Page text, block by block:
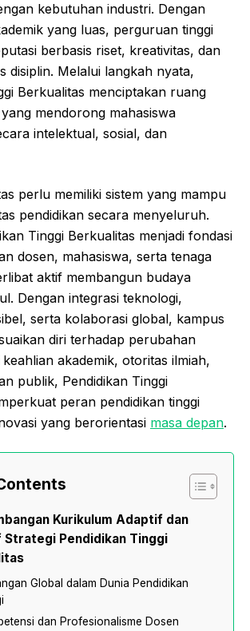
kebutuhan industri. Dengan
yang luas, perguruan tinggi
berbasis riset, kreativitas, dan
disiplin. Melalui langkah nyata,
Berkualitas menciptakan ruang
mendorong mahasiswa
intelektual, sosial, dan
perlu memiliki sistem yang mampu
pendidikan secara menyeluruh.
Tinggi Berkualitas menjadi fondasi
dosen, mahasiswa, serta tenaga
aktif membangun budaya
Dengan integrasi teknologi,
serta kolaborasi global, kampus
diri terhadap perubahan
akademik, otoritas ilmiah,
publik, Pendidikan Tinggi
peran pendidikan tinggi
yang berorientasi masa depan.
Kurikulum Adaptif dan
Strategi Pendidikan Tinggi
Global dalam Dunia Pendidikan
dan Profesionalisme Dosen